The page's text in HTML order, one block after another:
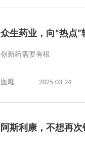
众生药业，向“热点”
创新药需要有根
医曜 2025-03-24
阿斯利康，不想再次